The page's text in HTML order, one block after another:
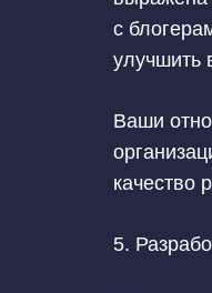
с
улучшить
Ваши
качество
5.